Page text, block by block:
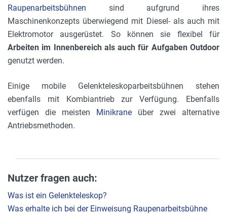
Raupenarbeitsbühnen sind aufgrund ihres
Maschinenkonzepts überwiegend mit Diesel- als auch mit
Elektromotor ausgerüstet. So können sie flexibel für
Arbeiten im Innenbereich als auch für Aufgaben Outdoor
genutzt werden.
Einige mobile Gelenkteleskoparbeitsbühnen stehen
ebenfalls mit Kombiantrieb zur Verfügung. Ebenfalls
verfügen die meisten Minikrane über zwei alternative
Antriebsmethoden.
Nutzer fragen auch:
Was ist ein Gelenkteleskop?
Was erhalte ich bei der Einweisung Raupenarbeitsbühne